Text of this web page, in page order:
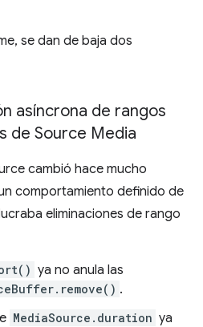
se dan de baja dos
asíncrona de rangos
de Source Media
cambió hace mucho
comportamiento definido de
eliminaciones de rango
ya no anula las
.
MediaSource.duration ya